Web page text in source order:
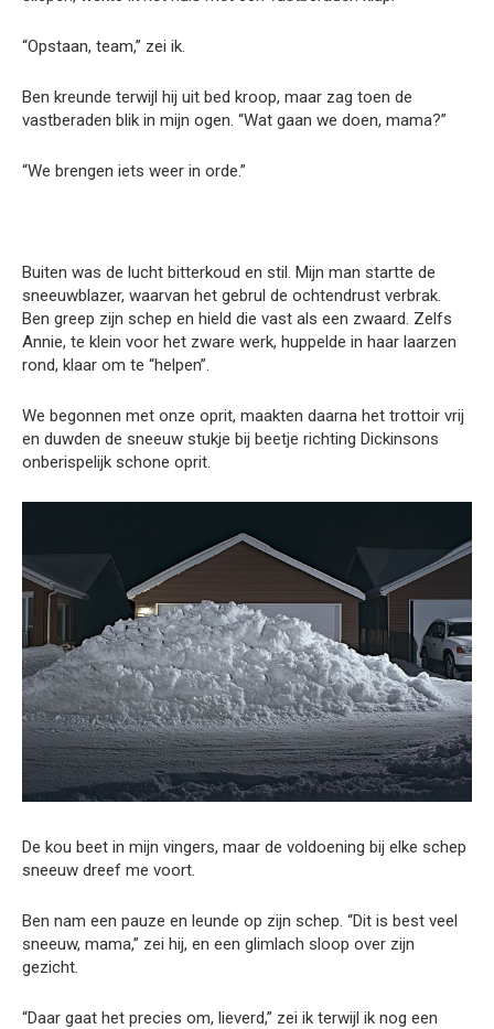
“Opstaan, team,” zei ik.
Ben kreunde terwijl hij uit bed kroop, maar zag toen de
vastberaden blik in mijn ogen. “Wat gaan we doen, mama?”
“We brengen iets weer in orde.”
Buiten was de lucht bitterkoud en stil. Mijn man startte de
sneeuwblazer, waarvan het gebrul de ochtendrust verbrak.
Ben greep zijn schep en hield die vast als een zwaard. Zelfs
Annie, te klein voor het zware werk, huppelde in haar laarzen
rond, klaar om te “helpen”.
We begonnen met onze oprit, maakten daarna het trottoir vrij
en duwden de sneeuw stukje bij beetje richting Dickinsons
onberispelijk schone oprit.
De kou beet in mijn vingers, maar de voldoening bij elke schep
sneeuw dreef me voort.
Ben nam een pauze en leunde op zijn schep. “Dit is best veel
sneeuw, mama,” zei hij, en een glimlach sloop over zijn
gezicht.
“Daar gaat het precies om, lieverd,” zei ik terwijl ik nog een